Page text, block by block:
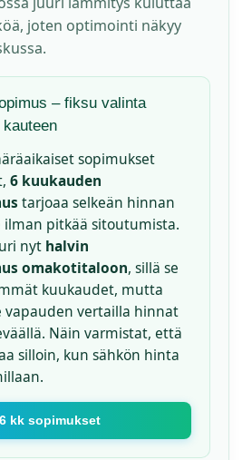
joten optimointi näkyy
– fiksu valinta
sopimukset
6 kuukauden
tarjoaa selkeän hinnan
pitkää sitoutumista.
nyt halvin
omakotitaloon, sillä se
kuukaudet, mutta
vapauden vertailla hinnat
Näin varmistat, että
silloin, kun sähkön hinta
kk sopimukset